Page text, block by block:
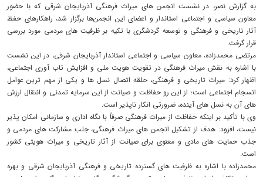
به گزارش نصر، در نشست انجمن‌ های میراث فرهنگی آذربایجان شرقی که با حضور
معاون سیاسی و اجتماعی استاندار و اعضای این انجمن‌ها برگزار شد، راهکارهای حفظ
آثار تاریخی و فرهنگی و توسعه گردشگری با تکیه بر ظرفیت‌ های مردمی مورد بررسی
قرار گرفت.
مرتضی محمدزاده، معاون سیاسی و اجتماعی استاندار آذربایجان شرقی، در این نشست
با اشاره به نقش میراث فرهنگی در تقویت هویت ملی و افزایش تاب‌ آوری اجتماعی،
اظهار کرد: میراث تاریخی و فرهنگی، حلقه اتصال نسل‌ ها و یکی از مهم‌ ترین عوامل
انسجام اجتماعی است؛ از این‌ رو حفاظت و صیانت از این سرمایه تمدنی و انتقال ارزش‌
های آن به نسل‌ های آینده، ضرورتی انکار ناپذیر است.
وی با تأکید بر اینکه حفاظت از میراث فرهنگی صرفاً با نگاه اداری و سازمانی امکان‌ پذیر
نیست، افزود: هدف از تشکیل انجمن‌ های میراث فرهنگی، جلب مشارکت‌ های مردمی و
جذب حمایت‌ های مادی و معنوی برای صیانت از آثار تاریخی و میراث هویتی کشور
است.
محمدزاده با اشاره به ظرفیت‌ های گسترده تاریخی و فرهنگی آذربایجان شرقی و بهره‌